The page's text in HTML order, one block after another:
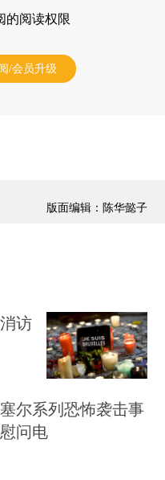
的阅读权限
/会员升级
版面编辑：陈华懿子
访
尔系列恐怖袭击事
问电